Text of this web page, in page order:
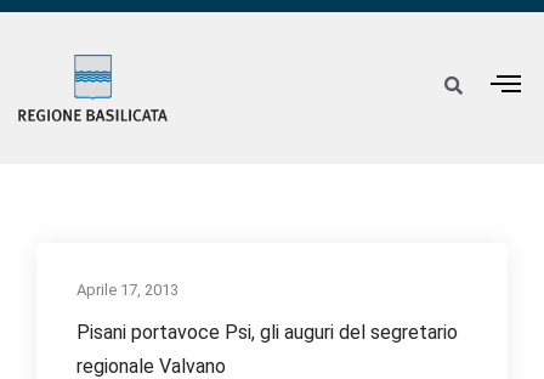
Aprile 17, 2013
Pisani portavoce Psi, gli auguri del segretario
regionale Valvano